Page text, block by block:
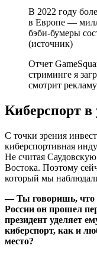
В 2022 году
в Европе —
бэби-бумеры
(источник)
Отчет
стриминге я
смотрит
Киберспорт в
С точки зрения
киберспортивная
Не считая
Востока. Поэтому
который мы
— Ты говоришь, что
России он прошел
президент уделяет
киберспорт, как и
место?